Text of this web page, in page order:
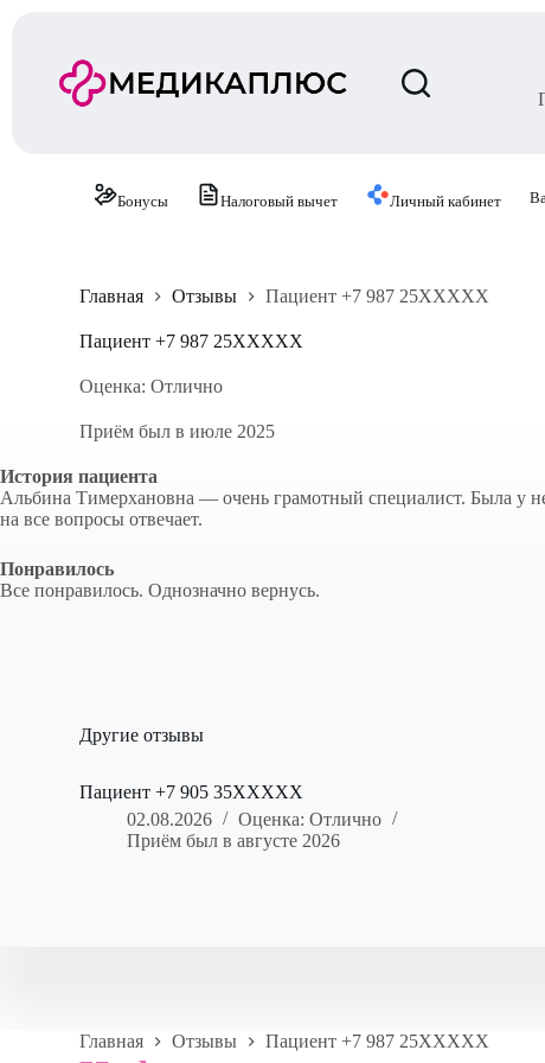
Бонусы Налоговый вычет Личный кабинет
Главная Отзывы Пациент +7 987 25XXXXX
Пациент +7 987 25XXXXX
Оценка: Отлично
Приём был в июле 2025
История пациента
Альбина Тимерхановна — очень грамотный специалист. Была у
на все вопросы отвечает.
Понравилось
Все понравилось. Однозначно вернусь.
Другие отзывы
Пациент +7 905 35XXXXX
02.08.2026
Оценка: Отлично
Приём был в августе 2026
Главная Отзывы Пациент +7 987 25XXXXX